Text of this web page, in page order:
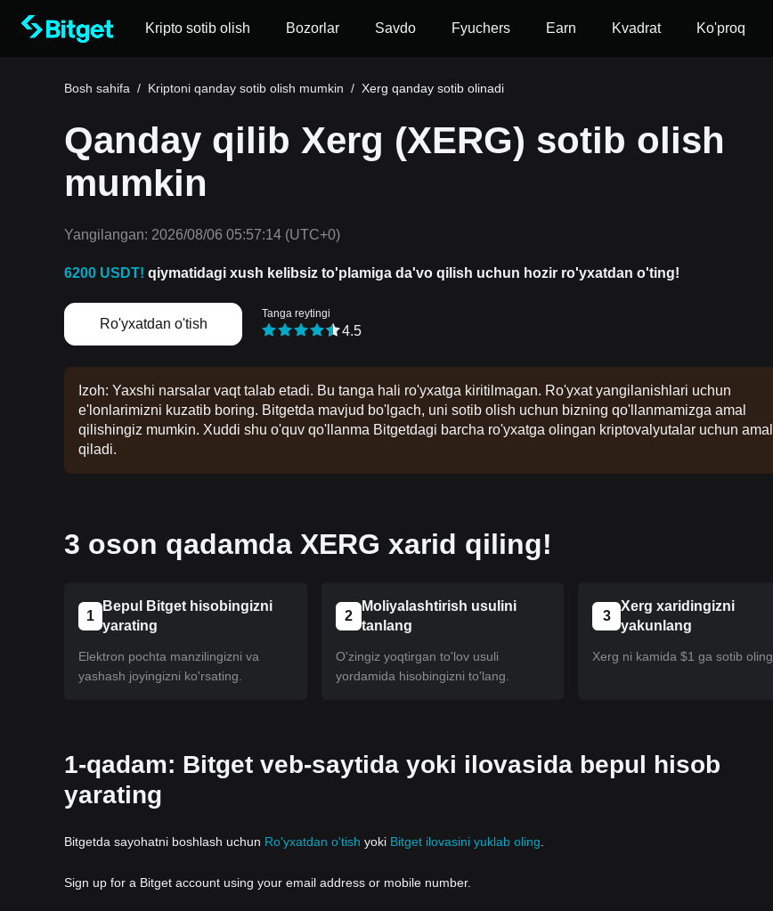
Kripto sotib olish Bozorlar Savdo Fyuchers Earn Kvadrat Ko'proq
Bosh sahifa / Kriptoni qanday sotib olish mumkin / Xerg qanday sotib olinadi
Qanday qilib Xerg (XERG) sotib olish
mumkin
Yangilangan: 2026/08/06 05:57:14 (UTC+0)
6200 USDT! qiymatidagi xush kelibsiz to'plamiga da'vo qilish uchun hozir ro'yxatdan o'ting!
Ro'yxatdan o'tish
Tanga reytingi
4.5
Izoh: Yaxshi narsalar vaqt talab etadi. Bu tanga hali ro'yxatga kiritilmagan. Ro'yxat yangilanishlari uchun
e'lonlarimizni kuzatib boring. Bitgetda mavjud bo'lgach, uni sotib olish uchun bizning qo'llanmamizga amal
qilishingiz mumkin. Xuddi shu o'quv qo'llanma Bitgetdagi barcha ro'yxatga olingan kriptovalyutalar uchun amal
qiladi.
3 oson qadamda XERG xarid qiling!
1
Bepul Bitget hisobingizni
yarating
Elektron pochta manzilingizni va
yashash joyingizni ko'rsating.
2
Moliyalashtirish usulini
tanlang
O'zingiz yoqtirgan to'lov usuli
yordamida hisobingizni to'lang.
3
Xerg xaridingizni
yakunlang
Xerg ni kamida $1 ga sotib oling.
1-qadam: Bitget veb-saytida yoki ilovasida bepul hisob
yarating
Bitgetda sayohatni boshlash uchun Ro'yxatdan o'tish yoki Bitget ilovasini yuklab oling
Sign up for a Bitget account using your email address or mobile number.